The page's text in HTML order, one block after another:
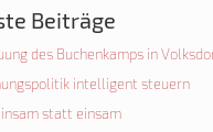
Beiträge
des Buchenkamps in
intelligent steuern
statt einsam